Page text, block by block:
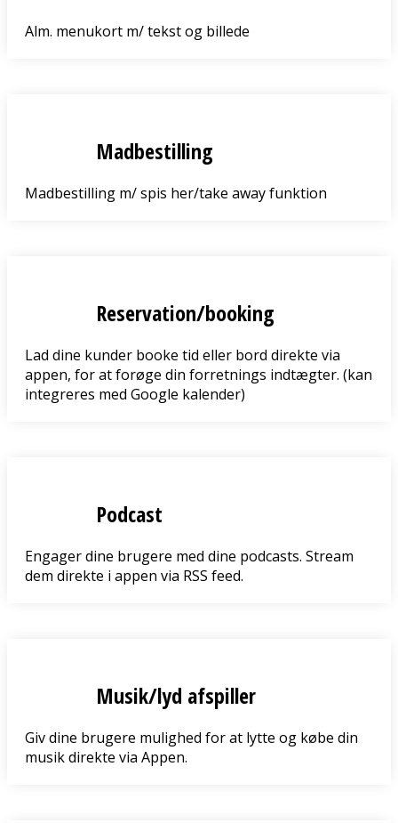
Alm. menukort m/ tekst og billede
Madbestilling
Madbestilling m/ spis her/take away funktion
Reservation/booking
Lad dine kunder booke tid eller bord direkte via
appen, for at forøge din forretnings indtægter. (kan
integreres med Google kalender)
Podcast
Engager dine brugere med dine podcasts. Stream
dem direkte i appen via RSS feed.
Musik/lyd afspiller
Giv dine brugere mulighed for at lytte og købe din
musik direkte via Appen.